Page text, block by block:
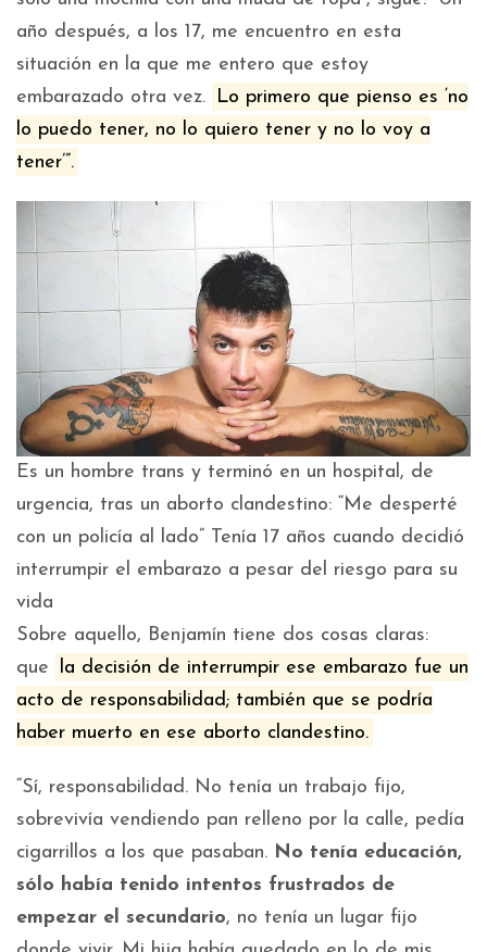
año después, a los 17, me encuentro en esta
situación en la que me entero que estoy
embarazado otra vez.
Lo primero que pienso es ‘no
lo puedo tener, no lo quiero tener y no lo voy a
tener’”.
Es un hombre trans y terminó en un hospital, de
urgencia, tras un aborto clandestino: “Me desperté
con un policía al lado” Tenía 17 años cuando decidió
interrumpir el embarazo a pesar del riesgo para su
vida
Sobre aquello, Benjamín tiene dos cosas claras:
que
la decisión de interrumpir ese embarazo fue un
acto de responsabilidad; también que se podría
haber muerto en ese aborto clandestino.
“Sí, responsabilidad. No tenía un trabajo fijo,
sobrevivía vendiendo pan relleno por la calle, pedía
cigarrillos a los que pasaban. No tenía educación,
sólo había tenido intentos frustrados de
empezar el secundario, no tenía un lugar fijo